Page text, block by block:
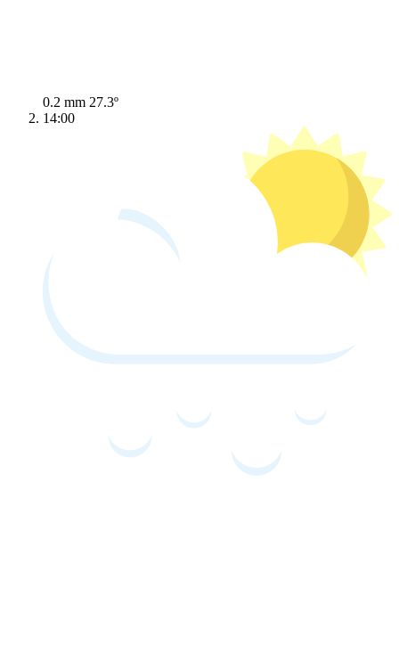
0.2 mm 27.3º
14:00